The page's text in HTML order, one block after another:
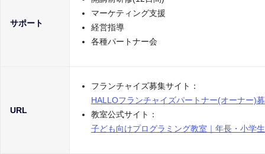
サポート
マーケティング支援
経営指導
各種パートナー会
URL
フランチャイズ募集サイト：
HALLOフランチャイズパートナー(オーナー)
教室公式サイト：
子ども向けプログラミング教室｜年長・小学